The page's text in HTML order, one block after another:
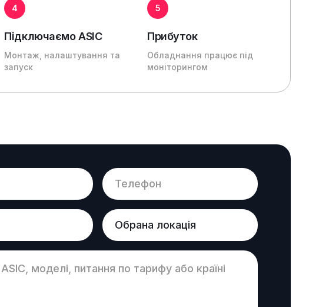
4
Підключаємо ASIC
Монтаж, налаштування та
запуск
5
Прибуток
Обладнання працює під
моніторингом